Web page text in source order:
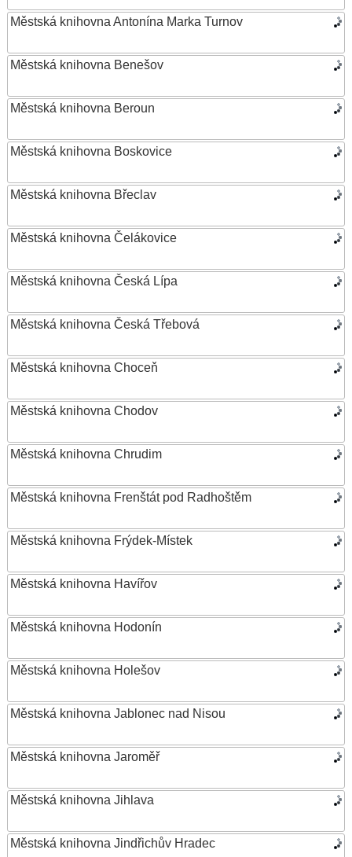
Městská knihovna Antonína Marka Turnov
Městská knihovna Benešov
Městská knihovna Beroun
Městská knihovna Boskovice
Městská knihovna Břeclav
Městská knihovna Čelákovice
Městská knihovna Česká Lípa
Městská knihovna Česká Třebová
Městská knihovna Choceň
Městská knihovna Chodov
Městská knihovna Chrudim
Městská knihovna Frenštát pod Radhoštěm
Městská knihovna Frýdek-Místek
Městská knihovna Havířov
Městská knihovna Hodonín
Městská knihovna Holešov
Městská knihovna Jablonec nad Nisou
Městská knihovna Jaroměř
Městská knihovna Jihlava
Městská knihovna Jindřichův Hradec